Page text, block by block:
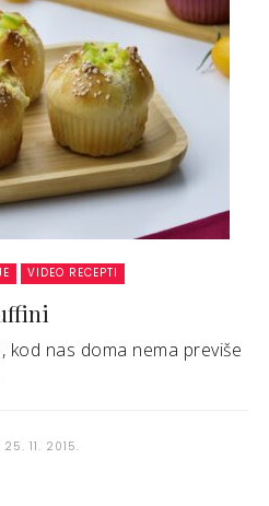
VIDEO RECEPTI
kod nas doma nema previše
25. 11. 2015.